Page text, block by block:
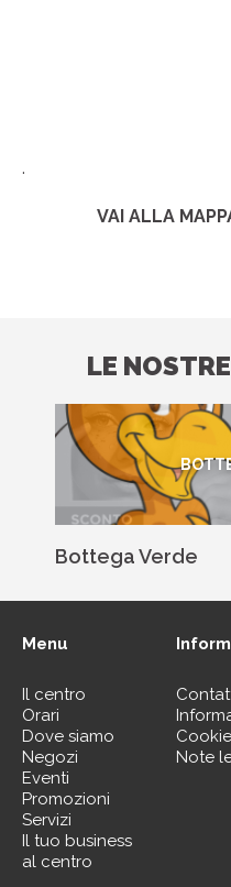
.
VAI ALLA
LE
Bottega Verde
Menu
Il centro
Orari
Dove siamo
Negozi
Eventi
Promozioni
Servizi
Il tuo business
al centro
Note